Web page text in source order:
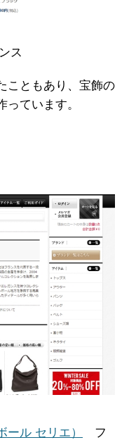
ス
こともあり、宝飾の
ています。
ール セリエ）
フ